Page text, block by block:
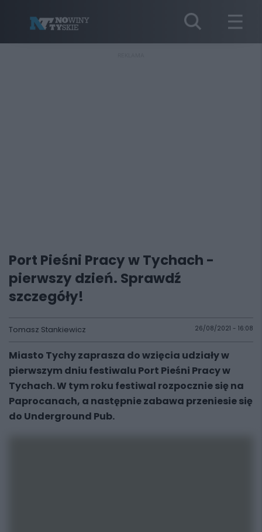
Port Pieśni Pracy w Tychach -
pierwszy dzień. Sprawdź
szczegóły!
Tomasz Stankiewicz 26/08/2021 - 16:08
Miasto Tychy zaprasza do wzięcia udziały w
pierwszym dniu festiwalu Port Pieśni Pracy w
Tychach. W tym roku festiwal rozpocznie się na
Paprocanach, a następnie zabawa przeniesie się
do Underground Pub.